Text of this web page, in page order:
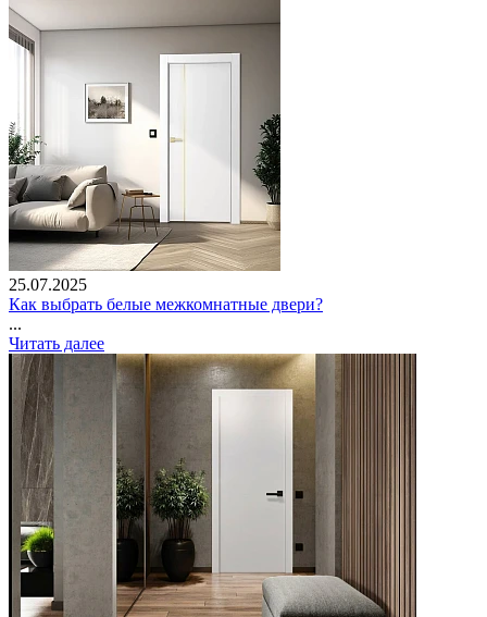
25.07.2025
Как выбрать белые межкомнатные двери?
...
Читать далее